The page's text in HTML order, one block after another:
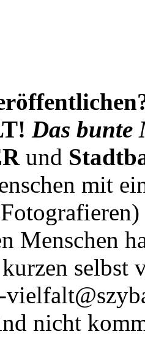
Das bunte
und
mit
Menschen
selbst
nicht